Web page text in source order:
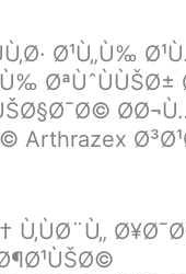
Ø¹Ù„Ù‰
Arthrazex
Ù‚ÙØ¨Ù„